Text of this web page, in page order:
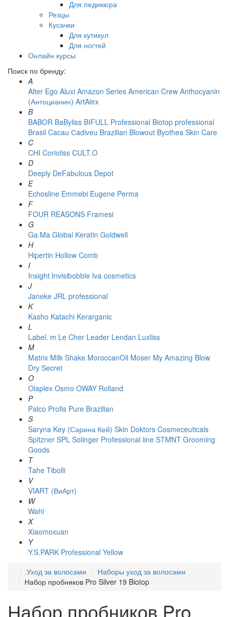
Для педикюра
Резцы
Кусачки
Для кутикул
Для ногтей
Онлайн курсы
Поиск по бренду:
A
Alter Ego Aluxi Amazon Series American Crew Anthocyanin
(Антоцианин) ArtAlex
B
BABOR BaByliss BIFULL Professional Biotop professional
Brasil Cacau Сadiveu Brazilian Blowout Byothea Skin Care
C
CHI Corioliss CULT.O
D
Deeply DeFabulous Depot
E
Echosline Emmebi Eugene Perma
F
FOUR REASONS Framesi
G
Ga.Ma Global Keratin Goldwell
H
Hipertin Hollow Comb
I
Insight Invisibobble Iva cosmetics
J
Janeke JRL professional
K
Kasho Katachi Kerarganic
L
Label. m Le Cher Leader Lendan Luxliss
M
Matrix Milk Shake MoroccanOil Moser My Amazing Blow
Dry Secret
O
Olaplex Osmo OWAY Rolland
P
Palco Profis Pure Brazilian
S
Saryna Key (Сарина Кей) Skin Doktors Cosmeceuticals
Spitzner SPL Solinger Professional line STMNT Grooming
Goods
T
Tahe Tibolli
V
VIART (ВиАрт)
W
Wahl
X
Xiaomoxuan
Y
Y.S.PARK Professional Yellow
Уход за волосами
Наборы уход за волосами
Набор пробников Pro Silver 19 Biotop
Набор пробников Pro